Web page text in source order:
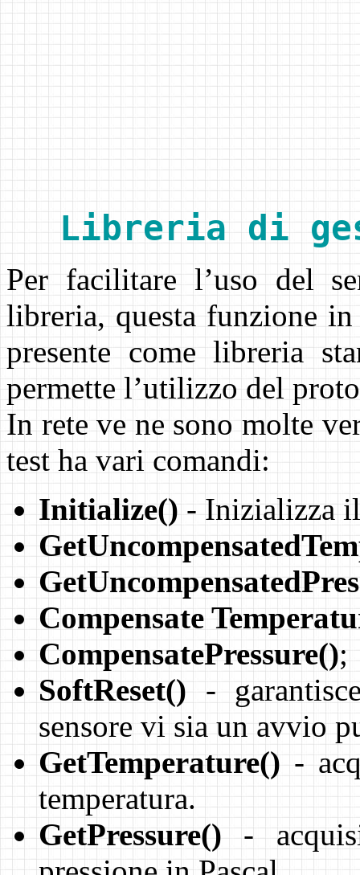
Libreria di
Per facilitare l’uso del
libreria, questa funzione
presente come libreria
permette l’utilizzo del
In rete ve ne sono molte
test ha vari comandi:
Initialize() - Inizializza
Compensate
CompensatePressure();
SoftReset() -
sensore vi sia un avvio
GetTemperature() -
temperatura.
GetPressure() -